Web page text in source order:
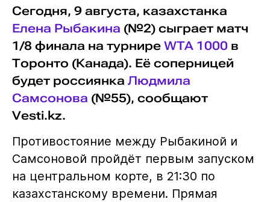
Сегодня, 9 августа, казахстанка
Елена Рыбакина (№2) сыграет матч
1/8 финала на турнире WTA 1000в
Торонто (Канада). Её соперницей
будет россиянка Людмила
Самсонова (№55), сообщают
Vesti.kz.
Противостояние между Рыбакиной и
Самсоновой пройдёт первым запуском
на центральном корте, в 21:30 по
казахстанскому времени. Прямая